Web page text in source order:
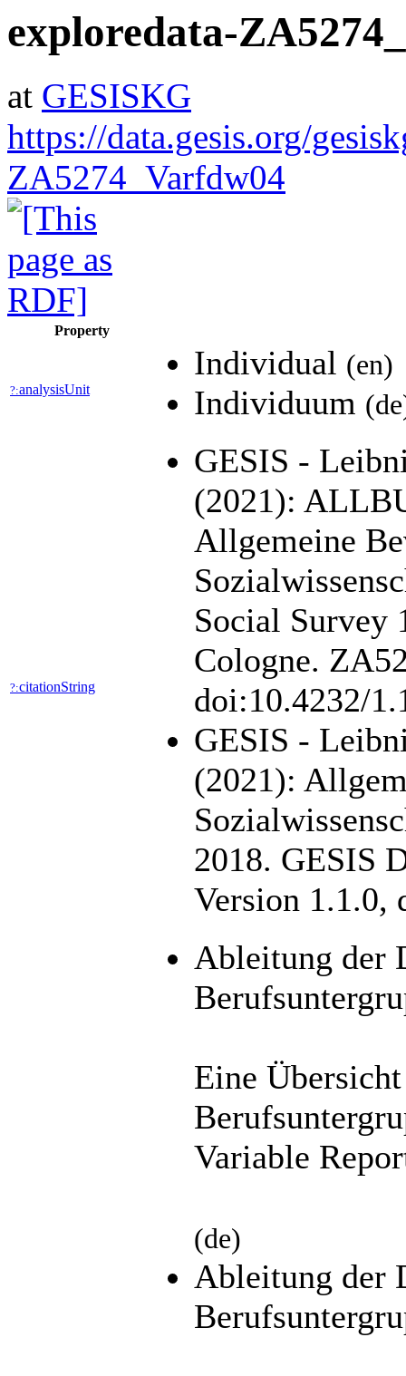
exploredata-
at GESISKG
https://data.gesis.org/
ZA5274_Varfdw04
Property
?:analysisUnit
Individual (en)
Individuum
?:citationString
GESIS -
(2021):
Allgemeine
Social Survey
Cologne.
doi:10.4232/
GESIS -
(2021):
2018. GESIS
Version 1.1.0,
Ableitung der
Eine
Variable
(de)
Ableitung der